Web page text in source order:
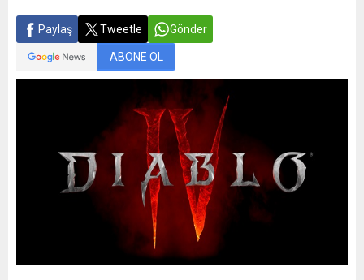
Paylaş Tweetle Gönder
ABONE OL